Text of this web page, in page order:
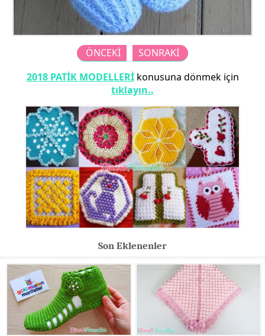
ÖNCEKİ
SONRAKİ
2018 PATİK MODELLERİkonusuna dönmek için
tıklayın..
Son Eklenenler